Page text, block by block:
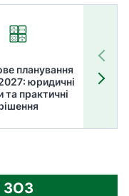
планування
юридичні
та практичні
ЗОЗ